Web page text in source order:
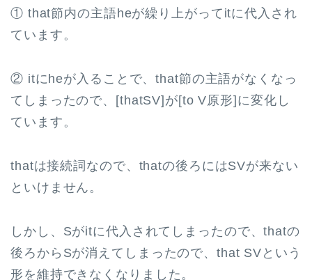
① that節内の主語heが繰り上がってitに代入され
ています。
② itにheが入ることで、that節の主語がなくなっ
てしまったので、[thatSV]が[to V原形]に変化し
ています。
thatは接続詞なので、thatの後ろにはSVが来ない
といけません。
しかし、Sがitに代入されてしまったので、thatの
後ろからSが消えてしまったので、that SVという
形を維持できなくなりました。